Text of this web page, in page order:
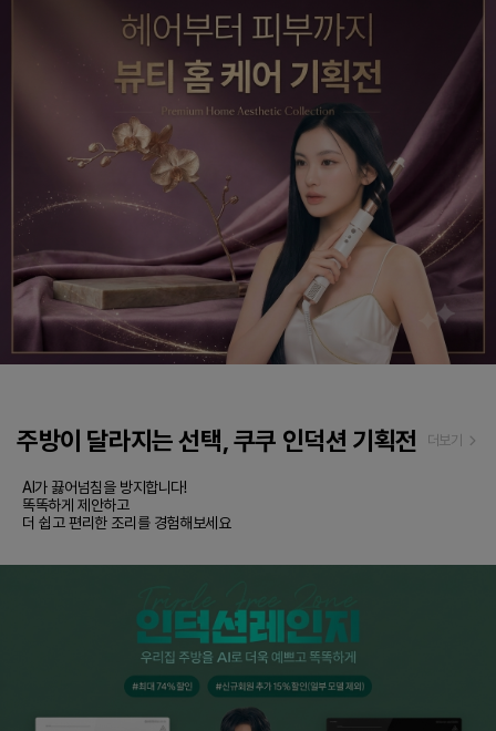
주방이 달라지는 선택, 쿠쿠 인덕션 기획전 더보기
AI가 끓어넘침을 방지합니다!
똑똑하게 제안하고
더 쉽고 편리한 조리를 경험해보세요